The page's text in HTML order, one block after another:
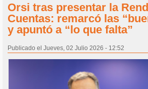
Orsi tras presentar la
Cuentas: remarcó las
y apuntó a “lo que falta”
Publicado el Jueves, 02 Julio 2026 - 12:52